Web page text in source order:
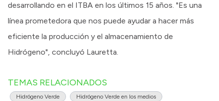
desarrollando en el ITBA en los últimos 15 años. "Es una
línea prometedora que nos puede ayudar a hacer más
eficiente la producción y el almacenamiento de
Hidrógeno", concluyó Lauretta.
TEMAS RELACIONADOS
Hidrógeno Verde Hidrógeno Verde en los medios